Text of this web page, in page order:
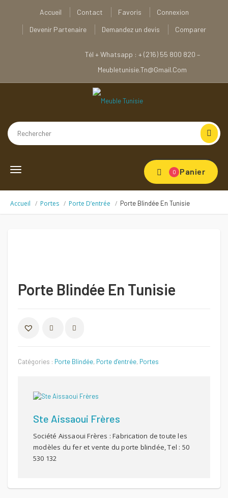
Accueil Contact Favoris
Connexion
Devenir Partenaire
Demandez un devis Comparer
Tél + Whatsapp : + (216) 55 800 820 –
Meubletunisie.tn@gmail.com
Toggle
0 Panier
Accueil Portes Porte D’entrée Porte Blindée En Tunisie
Porte Blindée En Tunisie
Catégories : Porte Blindée, Porte d’entrée, Portes
Ste Aissaoui Frères
Société Aissaoui Frères : Fabrication de toute les
modèles du fer et vente du porte blindée, Tel : 50
530 132